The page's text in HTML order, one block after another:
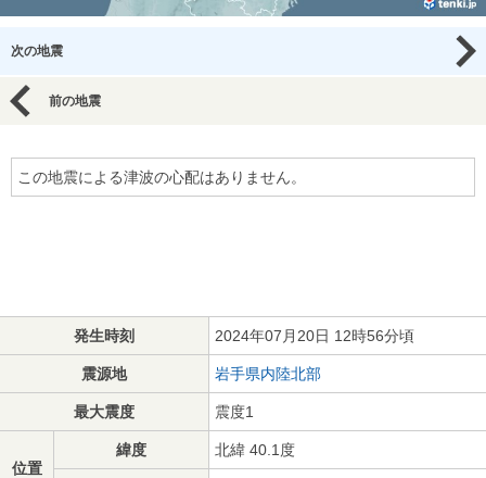
次の地震
前の地震
この地震による津波の心配はありません。
発生時刻 2024年07月20日 12時56分頃
震源地 岩手県内陸北部
最大震度 震度1
位置
緯度 北緯 40.1度